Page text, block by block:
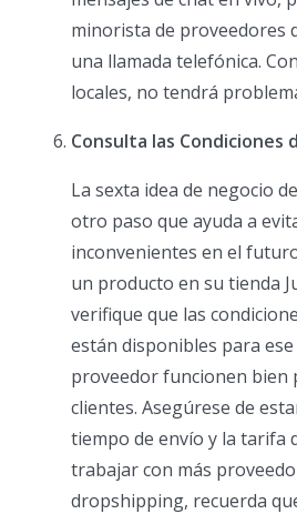
minorista de proveedores
una llamada telefónica.
locales, no tendrá
Consulta las Condiciones
La sexta idea de negocio
otro paso que ayuda a
inconvenientes en el
un producto en su tienda
verifique que las
están disponibles para
proveedor funcionen bien
clientes. Asegúrese de
tiempo de envío y la tarifa
trabajar con más
dropshipping, recuerda